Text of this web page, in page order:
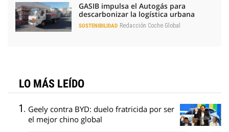
GASIB impulsa el Autogás para
descarbonizar la logística urbana
SOSTENIBILIDAD Redacción Coche Global
LO MÁS LEÍDO
Geely contra BYD: duelo fratricida por ser
el mejor chino global